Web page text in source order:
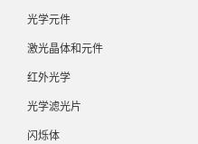
光学元件
激光晶体和元件
红外光学
光学滤光片
闪烁体